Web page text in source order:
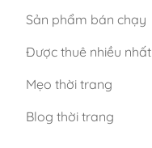
Sản phẩm bán chạy
Được thuê nhiều nhất
Mẹo thời trang
Blog thời trang